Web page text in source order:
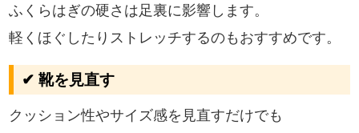
ふくらはぎの硬さは足裏に影響します。
軽くほぐしたりストレッチするのもおすすめです。
✔ 靴を見直す
クッション性やサイズ感を見直すだけでも